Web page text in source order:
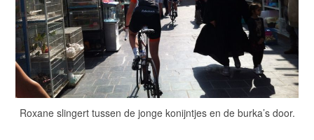
Roxane slingert tussen de jonge konijntjes en de burka’s door.